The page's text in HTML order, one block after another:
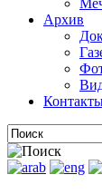
Архив